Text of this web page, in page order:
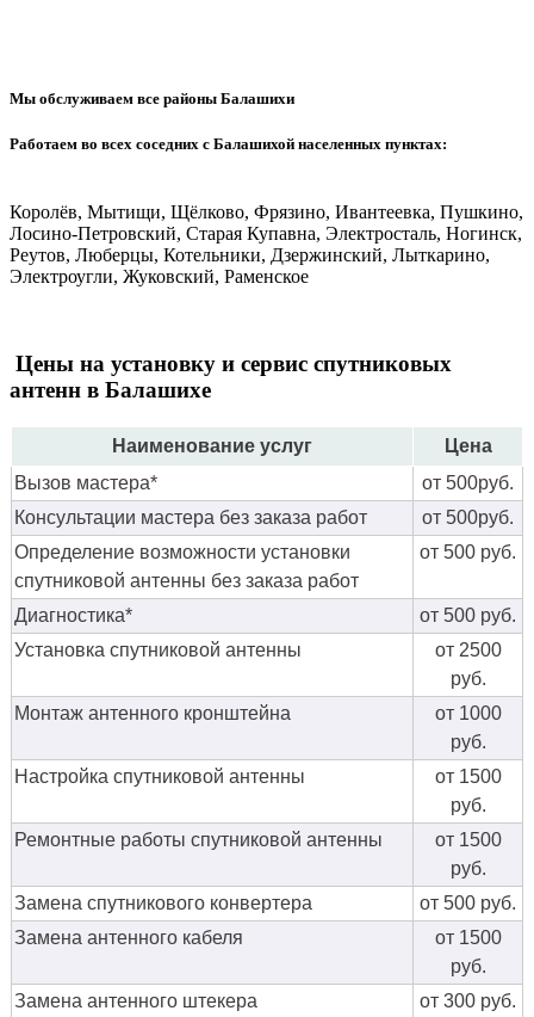
Мы обслуживаем все районы Балашихи
Работаем во всех соседних с Балашихой населенных пунктах:
Королёв, Мытищи, Щёлково, Фрязино, Ивантеевка, Пушкино,
Лосино-Петровский, Старая Купавна, Электросталь, Ногинск,
Реутов, Люберцы, Котельники, Дзержинский, Лыткарино,
Электроугли, Жуковский, Раменское
Цены на установку и сервис спутниковых
антенн в Балашихе
Наименование услуг
Цена
Вызов мастера*
от 500руб.
Консультации мастера без заказа работ
от 500руб.
Определение возможности установки
спутниковой антенны без заказа работ
от 500 руб.
Диагностика*
от 500 руб.
Установка спутниковой антенны
от 2500
руб.
Монтаж антенного кронштейна
от 1000
руб.
Настройка спутниковой антенны
от 1500
руб.
Ремонтные работы спутниковой антенны
от 1500
руб.
Замена спутникового конвертера
от 500 руб.
Замена антенного кабеля
от 1500
руб.
Замена антенного штекера
от 300 руб.